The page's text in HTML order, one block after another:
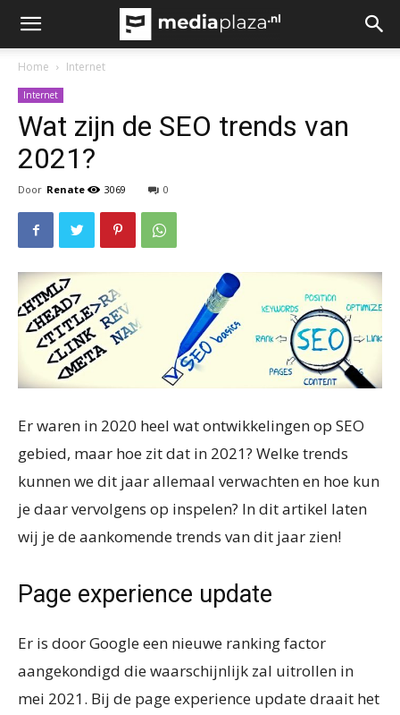
Home Internet
Internet
Wat zijn de SEO trends van
2021?
Door Renate 3069 0
Er waren in 2020 heel wat ontwikkelingen op SEO
gebied, maar hoe zit dat in 2021? Welke trends
kunnen we dit jaar allemaal verwachten en hoe kun
je daar vervolgens op inspelen? In dit artikel laten
wij je de aankomende trends van dit jaar zien!
Page experience update
Er is door Google een nieuwe ranking factor
aangekondigd die waarschijnlijk zal uitrollen in
mei 2021. Bij de page experience update draait het